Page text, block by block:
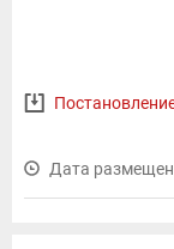
Дата